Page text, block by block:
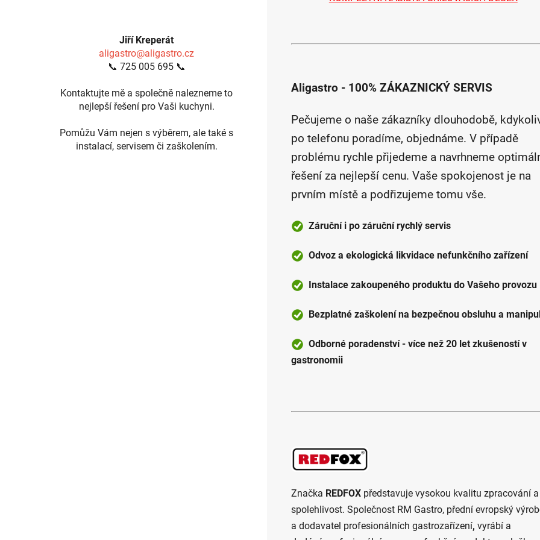
Jiří Kreperát
aligastro@aligastro.cz
📞 725 005 695 📞
Kontaktujte mě a společně nalezneme to
nejlepší řešení pro Vaši kuchyni.
Pomůžu Vám nejen s výběrem, ale také s
instalací, servisem či zaškolením.
Aligastro - 100% ZÁKAZNICKÝ SERVIS
Pečujeme o naše zákazníky dlouhodobě,
po telefonu poradíme, objednáme. V případě
problému rychle přijedeme a navrhneme
řešení za nejlepší cenu. Vaše spokojenost je na
prvním místě a podřizujeme tomu vše.
Záruční i po záruční rychlý servis
Odvoz a ekologická likvidace nefunkčního zařízení
Instalace zakoupeného produktu do Vašeho provozu
Bezplatné zaškolení na bezpečnou obsluhu a
Odborné poradenství - více než 20 let zkušeností v
gastronomii
Značka REDFOX představuje vysokou kvalitu zpracování a
spolehlivost. Společnost RM Gastro, přední evropský
a dodavatel profesionálních gastrozařízení, vyrábí a